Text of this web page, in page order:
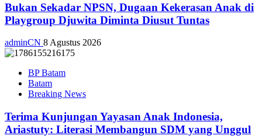
Bukan Sekadar NPSN, Dugaan Kekerasan Anak di
Playgroup Djuwita Diminta Diusut Tuntas
adminCN 8 Agustus 2026
BP Batam
Batam
Breaking News
Terima Kunjungan Yayasan Anak Indonesia,
Ariastuty: Literasi Membangun SDM yang Unggul